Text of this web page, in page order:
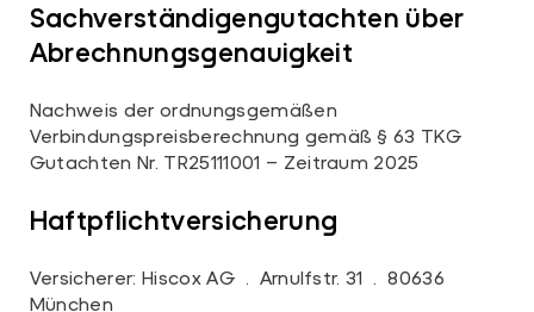
Sachverständigengutachten über
Abrechnungsgenauigkeit
Nachweis der ordnungsgemäßen
Verbindungspreisberechnung gemäß § 63 TKG
Gutachten Nr. TR25111001 – Zeitraum 2025
Haftpflichtversicherung
Versicherer: Hiscox AG . Arnulfstr. 31 . 80636
München